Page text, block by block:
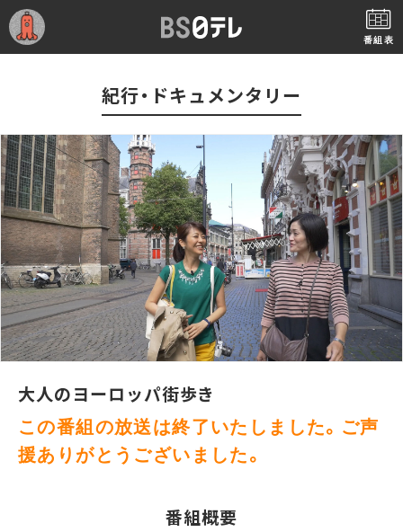
番組表
紀行・ドキュメンタリー
大人のヨーロッパ街歩き
この番組の放送は終了いたしました。ご声
援ありがとうございました。
番組概要